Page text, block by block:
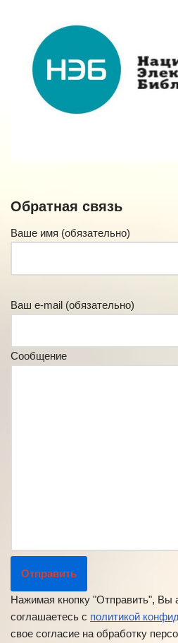
Обратная связь
Ваше имя (обязательно)
Ваш e-mail (обязательно)
Сообщение
Нажимая кнопку "Отправить", Вы
соглашаетесь с политикой
свое согласие на обработку